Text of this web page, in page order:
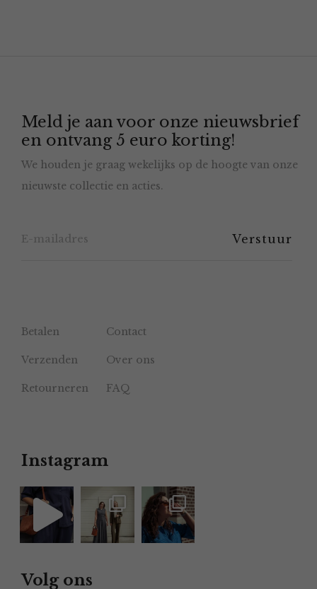
Meld je aan voor onze nieuwsbrief
en ontvang 5 euro korting!
We houden je graag wekelijks op de hoogte van onze
nieuwste collectie en acties.
Betalen Contact
Verzenden Over ons
Retourneren FAQ
Instagram
Volg ons